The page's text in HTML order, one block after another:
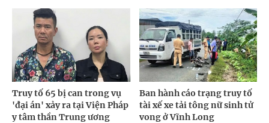
Truy tố 65 bị can trong vụ
'đại án' xảy ra tại Viện Pháp
y tâm thần Trung ương
Ban hành cáo trạng truy tố
tài xế xe tải tông nữ sinh tử
vong ở Vĩnh Long